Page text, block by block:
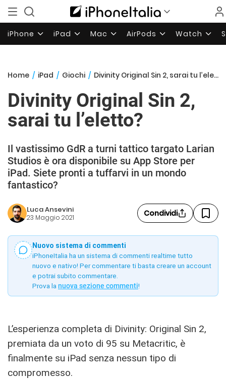
iPhone iPad Mac AirPods Watch
Home / iPad / Giochi / Divinity Original Sin 2, sarai tu l’eletto?
Divinity Original Sin 2,
sarai tu l’eletto?
Il vastissimo GdR a turni tattico targato Larian
Studios è ora disponibile su App Store per
iPad. Siete pronti a tuffarvi in un mondo
fantastico?
Luca Ansevini
23 Maggio 2021 Condividi
Nuovo sistema di commenti
iPhoneItalia ha un sistema di commenti realtime tutto
nuovo e nativo! Per commentare ti basta creare un account
e potrai subito commentare.
Prova la nuova sezione commenti!
L’esperienza completa di Divinity: Original Sin 2,
premiata da un voto di 95 su Metacritic, è
finalmente su iPad senza nessun tipo di
compromesso.